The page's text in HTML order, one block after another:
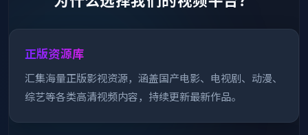
正版资源库
汇集海量正版影视资源，涵盖国产电影、电视剧、动漫、
综艺等各类高清视频内容，持续更新最新作品。